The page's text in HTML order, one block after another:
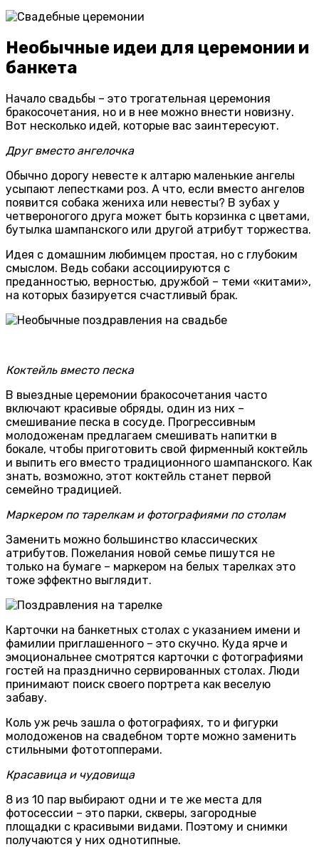
Необычные идеи для церемонии и
банкета
Начало свадьбы – это трогательная церемония
бракосочетания, но и в нее можно внести новизну.
Вот несколько идей, которые вас заинтересуют.
Друг вместо ангелочка
Обычно дорогу невесте к алтарю маленькие ангелы
усыпают лепестками роз. А что, если вместо ангелов
появится собака жениха или невесты? В зубах у
четвероногого друга может быть корзинка с цветами,
бутылка шампанского или другой атрибут торжества.
Идея с домашним любимцем простая, но с глубоким
смыслом. Ведь собаки ассоциируются с
преданностью, верностью, дружбой – теми «китами»,
на которых базируется счастливый брак.
Коктейль вместо песка
В выездные церемонии бракосочетания часто
включают красивые обряды, один из них –
смешивание песка в сосуде. Прогрессивным
молодоженам предлагаем смешивать напитки в
бокале, чтобы приготовить свой фирменный коктейль
и выпить его вместо традиционного шампанского. Как
знать, возможно, этот коктейль станет первой
семейно традицией.
Маркером по тарелкам и фотографиями по столам
Заменить можно большинство классических
атрибутов. Пожелания новой семье пишутся не
только на бумаге – маркером на белых тарелках это
тоже эффектно выглядит.
Карточки на банкетных столах с указанием имени и
фамилии приглашенного – это скучно. Куда ярче и
эмоциональнее смотрятся карточки с фотографиями
гостей на празднично сервированных столах. Люди
принимают поиск своего портрета как веселую
забаву.
Коль уж речь зашла о фотографиях, то и фигурки
молодоженов на свадебном торте можно заменить
стильными фототопперами.
Красавица и чудовища
8 из 10 пар выбирают одни и те же места для
фотосессии – это парки, скверы, загородные
площадки с красивыми видами. Поэтому и снимки
получаются у них однотипные.